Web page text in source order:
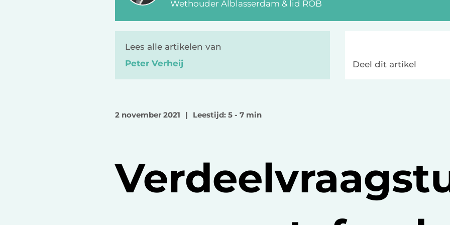
Wethouder Alblasserdam & lid ROB
Lees alle artikelen van
Peter Verheij
Deel dit artikel
2 november 2021 | Leestijd: 5 - 7 min